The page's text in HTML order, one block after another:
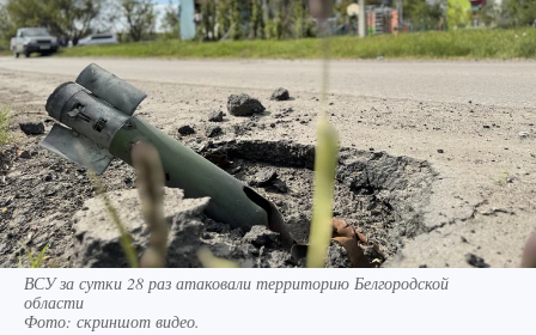
ВСУ за сутки 28 раз атаковали территорию Белгородской
области
Фото: скриншот видео.